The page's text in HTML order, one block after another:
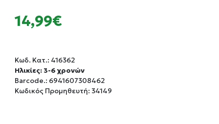
14,99€
Κωδ. Κατ.: 416362
Ηλικίες: 3-6 χρονών
Barcode.: 6941607308462
Κωδικός Προμηθευτή: 34149